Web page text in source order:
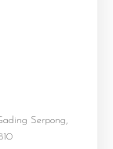
Serpong,